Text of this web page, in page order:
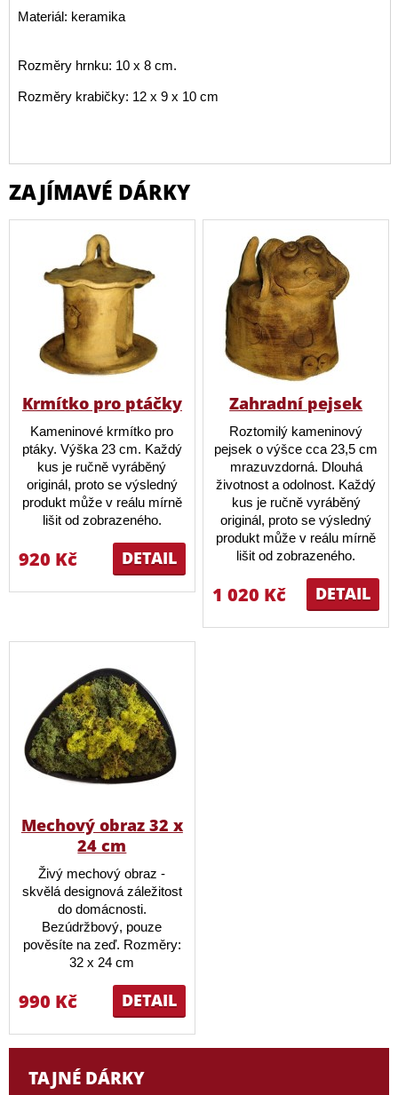
Materiál: keramika
Rozměry hrnku: 10 x 8 cm.
Rozměry krabičky: 12 x 9 x 10 cm
ZAJÍMAVÉ DÁRKY
Krmítko pro ptáčky
Kameninové krmítko pro
ptáky. Výška 23 cm. Každý
kus je ručně vyráběný
originál, proto se výsledný
produkt může v reálu mírně
lišit od zobrazeného.
DETAIL
920 Kč
Zahradní pejsek
Roztomilý kameninový
pejsek o výšce cca 23,5 cm
mrazuvzdorná. Dlouhá
životnost a odolnost. Každý
kus je ručně vyráběný
originál, proto se výsledný
produkt může v reálu mírně
lišit od zobrazeného.
DETAIL
1 020 Kč
Mechový obraz 32 x
24 cm
Živý mechový obraz -
skvělá designová záležitost
do domácnosti.
Bezúdržbový, pouze
pověsíte na zeď. Rozměry:
32 x 24 cm
DETAIL
990 Kč
TAJNÉ DÁRKY